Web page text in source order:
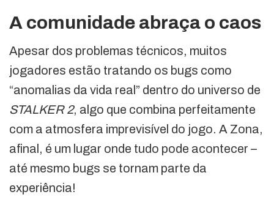
A comunidade abraça o caos
Apesar dos problemas técnicos, muitos
jogadores estão tratando os bugs como
“anomalias da vida real” dentro do universo de
STALKER 2, algo que combina perfeitamente
com a atmosfera imprevisível do jogo. A Zona,
afinal, é um lugar onde tudo pode acontecer –
até mesmo bugs se tornam parte da
experiência!